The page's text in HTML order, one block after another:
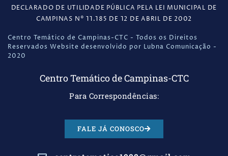
DECLARADO DE UTILIDADE PÚBLICA PELA LEI MUNICIPAL DE
CAMPINAS N° 11.185 DE 12 DE ABRIL DE 2002
Centro Temático de Campinas-CTC - Todos os Direitos
Reservados Website desenvolvido por Lubna Comunicação -
2020
Centro Temático de Campinas-CTC
Para Correspondências:
FALE JÁ CONOSCO